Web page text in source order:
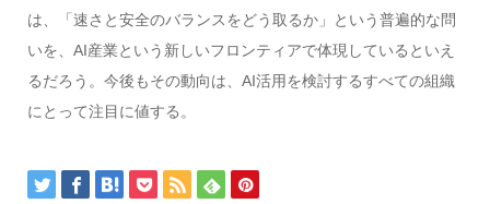
は、「速さと安全のバランスをどう取るか」という普遍的な問
いを、AI産業という新しいフロンティアで体現しているといえ
るだろう。今後もその動向は、AI活用を検討するすべての組織
にとって注目に値する。